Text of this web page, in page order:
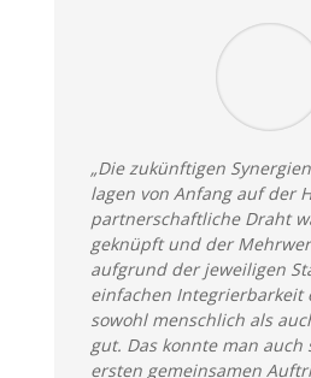
„Die zukünftigen
lagen von Anfang auf der
partnerschaftliche Draht
geknüpft und der
aufgrund der jeweiligen
einfachen Integrierbarkeit
sowohl menschlich als
gut. Das konnte man auch
ersten gemeinsamen